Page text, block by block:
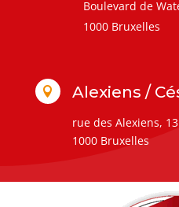
Boulevard de
1000 Bruxelles
 Alexiens /
rue des Alexiens, 13
1000 Bruxelles